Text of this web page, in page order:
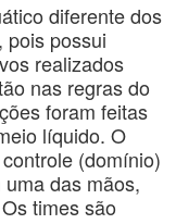
diferente dos
pois possui
realizados
nas regras do
foram feitas
líquido. O
(domínio)
das mãos,
times são